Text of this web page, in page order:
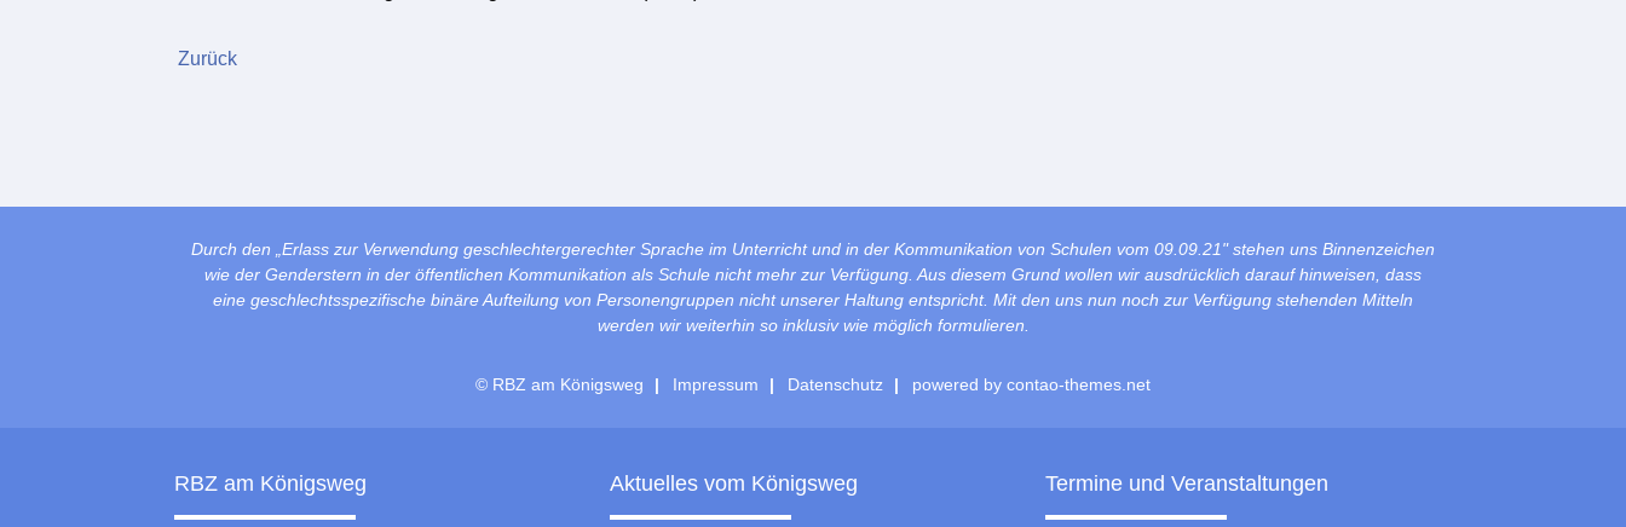
Zurück
Durch den „Erlass zur Verwendung geschlechtergerechter Sprache im Unterricht und in der Kommunikation von Schulen vom 09.09.21" stehen uns Binnenzeichen
wie der Genderstern in der öffentlichen Kommunikation als Schule nicht mehr zur Verfügung. Aus diesem Grund wollen wir ausdrücklich darauf hinweisen, dass
eine geschlechtsspezifische binäre Aufteilung von Personengruppen nicht unserer Haltung entspricht. Mit den uns nun noch zur Verfügung stehenden Mitteln
werden wir weiterhin so inklusiv wie möglich formulieren.
© RBZ am Königsweg Impressum Datenschutz powered by contao-themes.net
RBZ am Königsweg Aktuelles vom Königsweg Termine und Veranstaltungen